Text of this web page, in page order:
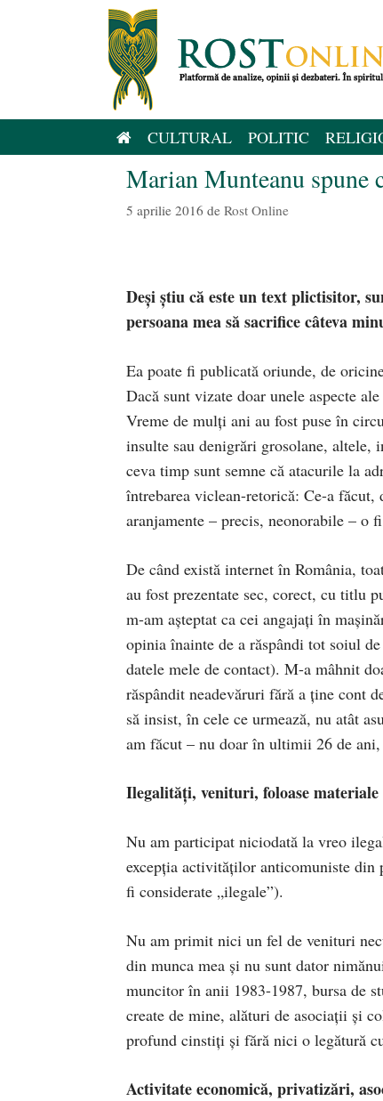
CULTURAL POLITIC
Marian Munteanu
5 aprilie 2016 de Rost Online
Deși știu că este un text plictisitor,
persoana mea să sacrifice câteva
Ea poate fi publicată oriunde, de
Dacă sunt vizate doar unele aspecte
Vreme de mulți ani au fost puse în
insulte sau denigrări grosolane,
ceva timp sunt semne că atacurile la
întrebarea viclean-retorică: Ce-a făcut,
aranjamente – precis, neonorabile – o
De când există internet în România,
au fost prezentate sec, corect, cu titlu
m-am așteptat ca cei angajați în
opinia înainte de a răspândi tot soiul
datele mele de contact). M-a mâhnit
răspândit neadevăruri fără a ține cont
să insist, în cele ce urmează, nu atât
am făcut – nu doar în ultimii 26 de
Ilegalități, venituri, foloase materiale
Nu am participat niciodată la vreo
excepția activităților anticomuniste
fi considerate „ilegale”).
Nu am primit nici un fel de venituri
din munca mea și nu sunt dator
muncitor în anii 1983-1987, bursa de
create de mine, alături de asociații și
profund cinstiți și fără nici o legătură
Activitate economică, privatizări,